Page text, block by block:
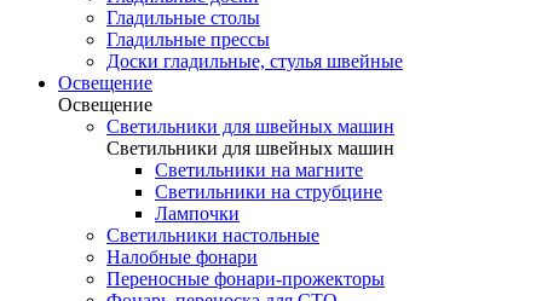
Гладильные столы
Гладильные прессы
Доски гладильные, стулья швейные
Освещение
Освещение
Светильники для швейных машин
Светильники для швейных машин
Светильники на магните
Светильники на струбцине
Лампочки
Светильники настольные
Налобные фонари
Переносные фонари-прожекторы